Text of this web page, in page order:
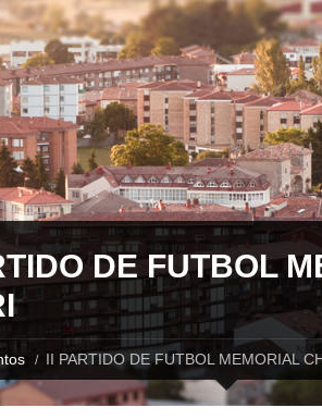
DE FUTBOL
II PARTIDO DE FUTBOL MEMORIAL